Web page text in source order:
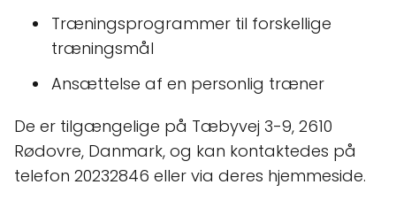
Træningsprogrammer til forskellige
træningsmål
Ansættelse af en personlig træner
De er tilgængelige på Tæbyvej 3-9, 2610
Rødovre, Danmark, og kan kontaktedes på
telefon 20232846 eller via deres hjemmeside.